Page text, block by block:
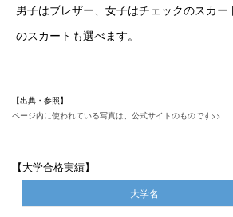
男子はブレザー、女子はチェックのスカ
のスカートも選べます。
【出典・参照】
ページ内に使われている写真は、公式サイトのものです>>
【大学合格実績】
大学名